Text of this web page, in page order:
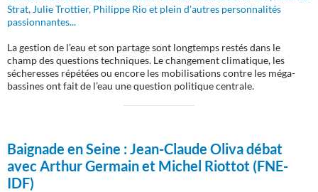
Strat, Julie Trottier, Philippe Rio et plein d'autres personnalités
passionnantes...
La gestion de l’eau et son partage sont longtemps restés dans le
champ des questions techniques. Le changement climatique, les
sécheresses répétées ou encore les mobilisations contre les méga-
bassines ont fait de l’eau une question politique centrale.
Baignade en Seine : Jean-Claude Oliva débat
avec Arthur Germain et Michel Riottot (FNE-
IDF)